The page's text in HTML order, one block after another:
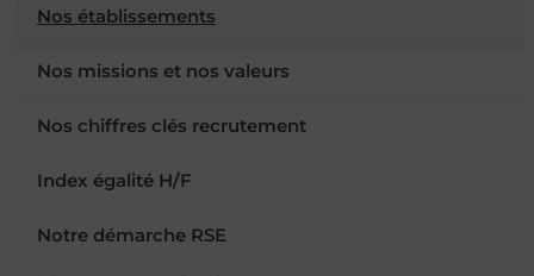
Nos établissements
Nos missions et nos valeurs
Nos chiffres clés recrutement
Index égalité H/F
Notre démarche RSE